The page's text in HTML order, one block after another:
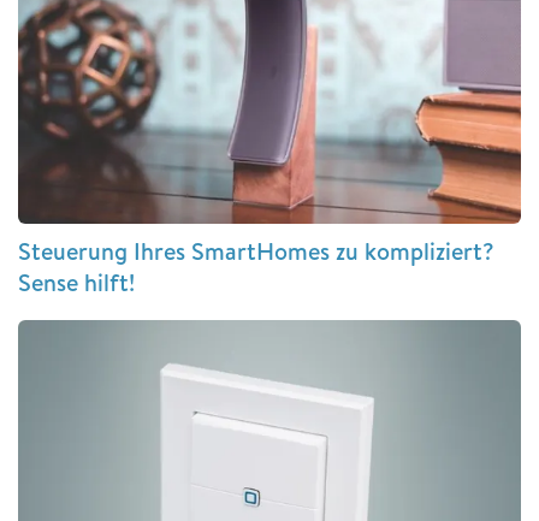
Steuerung Ihres SmartHomes zu kompliziert?
Sense hilft!